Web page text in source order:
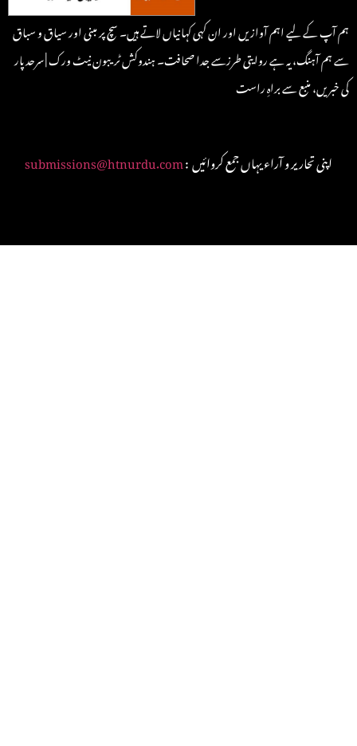
ہم آپ کے لیے اہم آوازیں اور ان کہی کہانیاں لاتے ہیں۔ سچ پر مبنی اور سیاق و سباق
سے ہم آہنگ، یہ ہے روایتی طرزسے جدا صحافت۔ ہندوکش ٹریبون نیٹ ورک | سرحد پار
کی خبریں، منبع سے براہِ راست
submissions@htnurdu.com : اپنی تحاریر و آراء یہاں جمع کروائیں